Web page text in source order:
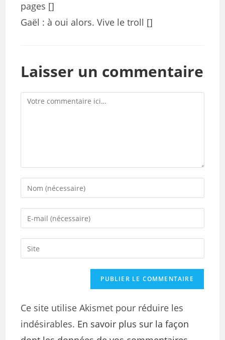
pages []
Gaël : à oui alors. Vive le troll []
Laisser un commentaire
Ce site utilise Akismet pour réduire les
indésirables. En savoir plus sur la façon